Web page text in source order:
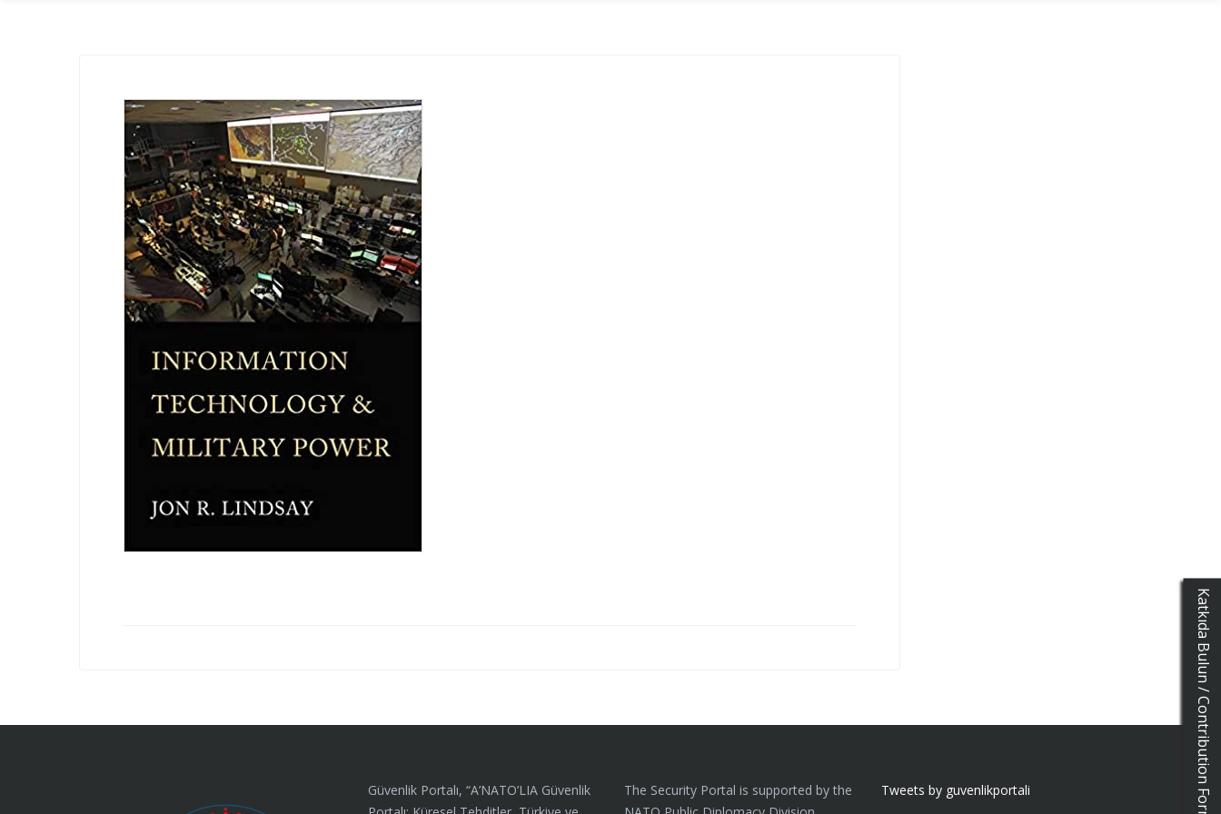
Katkıda Bulun / Contribution Form
Güvenlik Portalı, “A’NATO’LIA Güvenlik
The Security Portal is supported by the
Tweets by guvenlikportali